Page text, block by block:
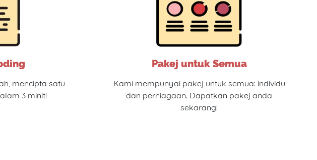
mencipta satu
3 minit!
Pakej untuk Semua
Kami mempunyai pakej untuk semua: individu
dan perniagaan. Dapatkan pakej anda
sekarang!